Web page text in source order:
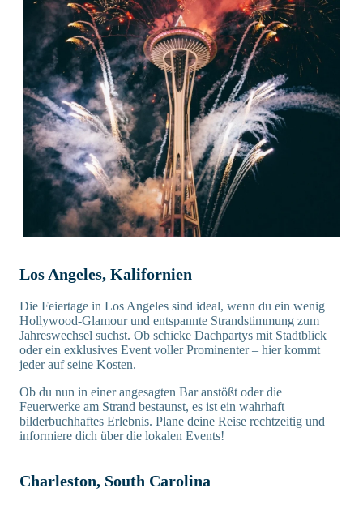
Los Angeles, Kalifornien
Die Feiertage in Los Angeles sind ideal, wenn du ein wenig
Hollywood-Glamour und entspannte Strandstimmung zum
Jahreswechsel suchst. Ob schicke Dachpartys mit Stadtblick
oder ein exklusives Event voller Prominenter – hier kommt
jeder auf seine Kosten.
Ob du nun in einer angesagten Bar anstößt oder die
Feuerwerke am Strand bestaunst, es ist ein wahrhaft
bilderbuchhaftes Erlebnis. Plane deine Reise rechtzeitig und
informiere dich über die lokalen Events!
Charleston, South Carolina